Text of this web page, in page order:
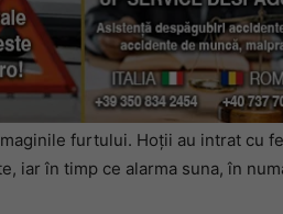
furtului. Hoții au intrat cu
iar în timp ce alarma suna, în